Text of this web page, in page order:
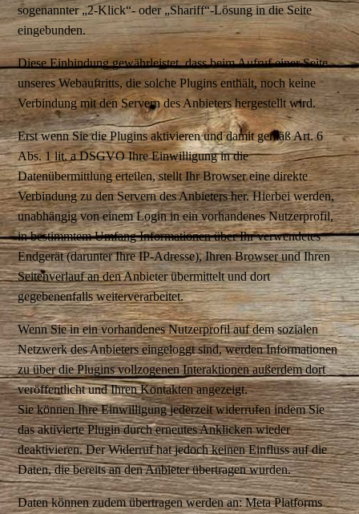
sogenannter „2-Klick“- oder „Shariff“-Lösung in die Seite
eingebunden.
Diese Einbindung gewährleistet, dass beim Aufruf einer Seite
unseres Webauftritts, die solche Plugins enthält, noch keine
Verbindung mit den Servern des Anbieters hergestellt wird.
Erst wenn Sie die Plugins aktivieren und damit gemäß Art. 6
Abs. 1 lit. a DSGVO Ihre Einwilligung in die
Datenübermittlung erteilen, stellt Ihr Browser eine direkte
Verbindung zu den Servern des Anbieters her. Hierbei werden,
unabhängig von einem Login in ein vorhandenes Nutzerprofil,
in bestimmtem Umfang Informationen über Ihr verwendetes
Endgerät (darunter Ihre IP-Adresse), Ihren Browser und Ihren
Seitenverlauf an den Anbieter übermittelt und dort
gegebenenfalls weiterverarbeitet.
Wenn Sie in ein vorhandenes Nutzerprofil auf dem sozialen
Netzwerk des Anbieters eingeloggt sind, werden Informationen
zu über die Plugins vollzogenen Interaktionen außerdem dort
veröffentlicht und Ihren Kontakten angezeigt.
Sie können Ihre Einwilligung jederzeit widerrufen indem Sie
das aktivierte Plugin durch erneutes Anklicken wieder
deaktivieren. Der Widerruf hat jedoch keinen Einfluss auf die
Daten, die bereits an den Anbieter übertragen wurden.
Daten können zudem übertragen werden an: Meta Platforms